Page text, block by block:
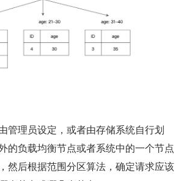
管理员设定，或者由存储系统自行划
的负载均衡节点或者系统中的一个节点
然后根据范围分区算法，确定请求应该